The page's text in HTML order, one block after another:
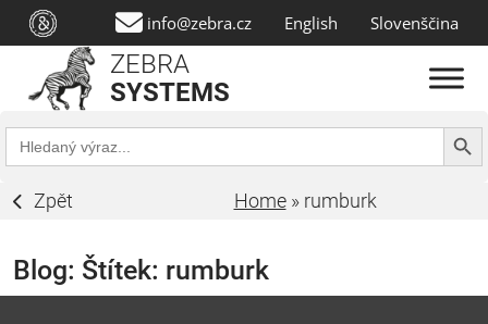
info@zebra.cz English Slovenščina
ZEBRA
SYSTEMS
Search
for:
Search
Zpět Home» rumburk
Blog: Štítek: rumburk